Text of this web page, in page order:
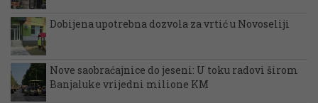
Dobijena upotrebna dozvola za vrtić u Novoseliji
Nove saobraćajnice do jeseni: U toku radovi širom
Banjaluke vrijedni milione KM